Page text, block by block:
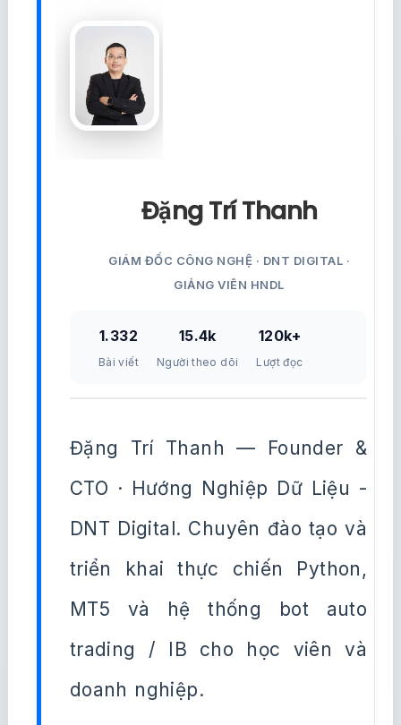
Đặng Trí Thanh
GIÁM ĐỐC CÔNG NGHỆ · DNT DIGITAL ·
GIẢNG VIÊN HNDL
1.332
Bài viết
15.4k
Người theo dõi
120k+
Lượt đọc
Đặng Trí Thanh — Founder &
CTO · Hướng Nghiệp Dữ Liệu -
DNT Digital. Chuyên đào tạo và
triển khai thực chiến Python,
MT5 và hệ thống bot auto
trading / IB cho học viên và
doanh nghiệp.